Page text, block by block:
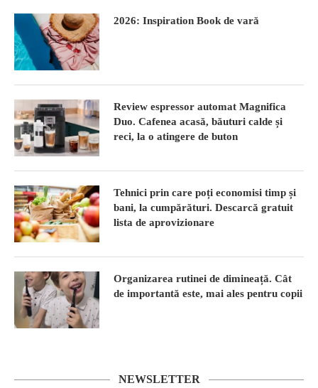
2026: Inspiration Book de vară
Review espressor automat Magnifica
Duo. Cafenea acasă, băuturi calde și
reci, la o atingere de buton
Tehnici prin care poți economisi timp și
bani, la cumpărături. Descarcă gratuit
lista de aprovizionare
Organizarea rutinei de dimineață. Cât
de importantă este, mai ales pentru copii
NEWSLETTER